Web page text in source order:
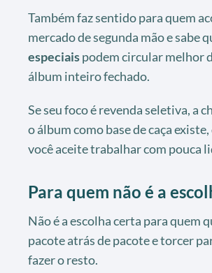
Também faz sentido para quem
mercado de segunda mão e sabe
especiaispodem circular melhor
álbum inteiro fechado.
Se seu foco é revenda seletiva, a
o álbum como base de caça
você aceite trabalhar com pouca
Para quem não é a
Não é a escolha certa para quem
pacote atrás de pacote e torcer
fazer o resto.